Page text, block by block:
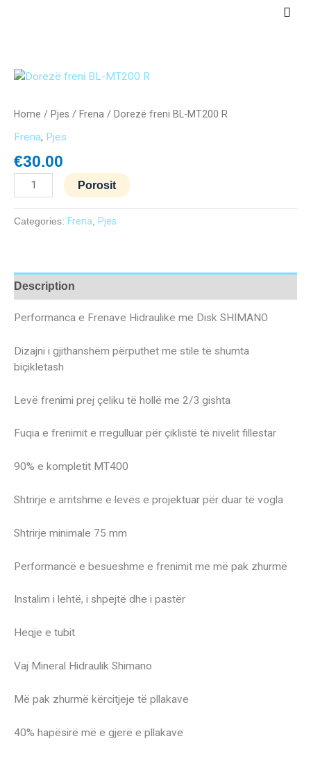
Main
Home / Pjes / Frena / Dorezë freni BL-MT200 R
Frena, Pjes
€30.00
Dorezë
BL-
R
quantity
Porosit
Categories: Frena Pjes
Description
Performanca e Frenave Hidraulike me Disk SHIMANO
Dizajni i gjithanshëm përputhet me stile të shumta
biçikletash
Levë frenimi prej çeliku të hollë me 2/3 gishta
Fuqia e frenimit e rregulluar për çiklistë të nivelit fillestar
90% e kompletit MT400
Shtrirje e arritshme e levës e projektuar për duar të vogla
Shtrirje minimale 75 mm
Performancë e besueshme e frenimit me më pak zhurmë
Instalim i lehtë, i shpejtë dhe i pastër
Heqje e tubit
Vaj Mineral Hidraulik Shimano
Më pak zhurmë kërcitjeje të pllakave
40% hapësirë ​​më e gjerë e pllakave